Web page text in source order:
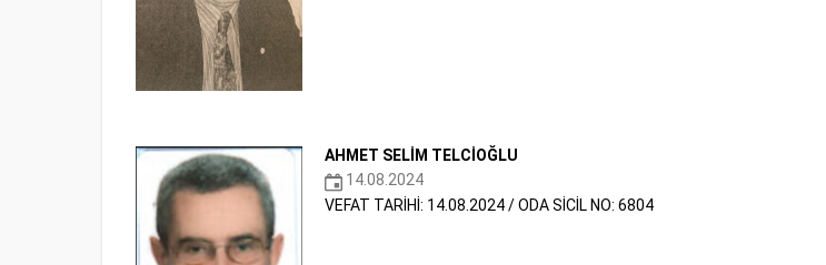
AHMET SELİM TELCİOĞLU
14.08.2024
VEFAT TARİHİ: 14.08.2024 / ODA SİCİL NO: 6804